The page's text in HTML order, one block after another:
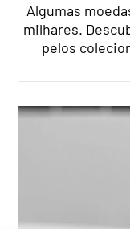
Algumas
milhares.
pelos